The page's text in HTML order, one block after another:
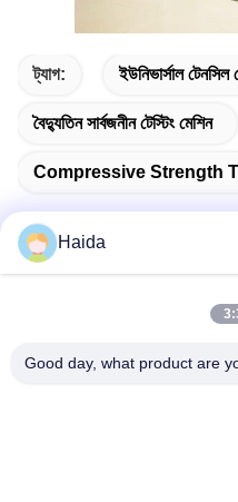
ট্যাগ: ইউনিভার্সাল টেনসিল
বৈদ্যুতিন সার্বজনীন টেস্টিং মেশিন
Compressive Strength
ঠিকানা
Haida
Good day, what product are